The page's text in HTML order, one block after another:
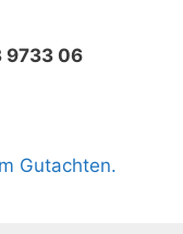
9733 06
Gutachten.